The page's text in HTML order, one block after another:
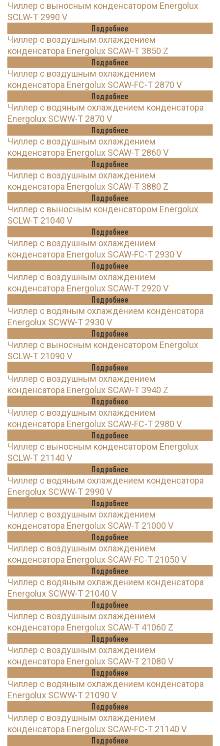
Чиллер с выносным конденсатором Energolux
SCLW-T 2990 V
Подробнее
Чиллер с воздушным охлаждением
конденсатора Energolux SCAW-T 3850 Z
Подробнее
Чиллер с воздушным охлаждением
конденсатора Energolux SCAW-FC-T 2870 V
Подробнее
Чиллер с водяным охлаждением конденсатора
Energolux SCWW-T 2870 V
Подробнее
Чиллер с воздушным охлаждением
конденсатора Energolux SCAW-T 2860 V
Подробнее
Чиллер с воздушным охлаждением
конденсатора Energolux SCAW-T 3880 Z
Подробнее
Чиллер с выносным конденсатором Energolux
SCLW-T 21040 V
Подробнее
Чиллер с воздушным охлаждением
конденсатора Energolux SCAW-FC-T 2930 V
Подробнее
Чиллер с воздушным охлаждением
конденсатора Energolux SCAW-T 2920 V
Подробнее
Чиллер с водяным охлаждением конденсатора
Energolux SCWW-T 2930 V
Подробнее
Чиллер с выносным конденсатором Energolux
SCLW-T 21090 V
Подробнее
Чиллер с воздушным охлаждением
конденсатора Energolux SCAW-T 3940 Z
Подробнее
Чиллер с воздушным охлаждением
конденсатора Energolux SCAW-FC-T 2980 V
Подробнее
Чиллер с выносным конденсатором Energolux
SCLW-T 21140 V
Подробнее
Чиллер с водяным охлаждением конденсатора
Energolux SCWW-T 2990 V
Подробнее
Чиллер с воздушным охлаждением
конденсатора Energolux SCAW-T 21000 V
Подробнее
Чиллер с воздушным охлаждением
конденсатора Energolux SCAW-FC-T 21050 V
Подробнее
Чиллер с водяным охлаждением конденсатора
Energolux SCWW-T 21040 V
Подробнее
Чиллер с воздушным охлаждением
конденсатора Energolux SCAW-T 41060 Z
Подробнее
Чиллер с воздушным охлаждением
конденсатора Energolux SCAW-T 21080 V
Подробнее
Чиллер с водяным охлаждением конденсатора
Energolux SCWW-T 21090 V
Подробнее
Чиллер с воздушным охлаждением
конденсатора Energolux SCAW-FC-T 21140 V
Подробнее